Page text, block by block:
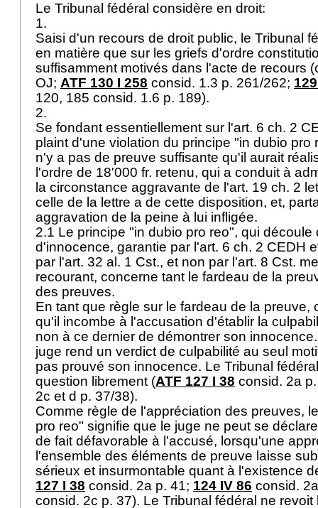
Le Tribunal fédéral considère en droit:
1.
Saisi d'un recours de droit public, le Tribunal
en matière que sur les griefs d'ordre
suffisamment motivés dans l'acte de recours
OJ; ATF 130 I 258 consid. 1.3 p. 261/262;
120, 185 consid. 1.6 p. 189).
2.
Se fondant essentiellement sur l'art. 6 ch. 2
plaint d'une violation du principe "in dubio pro
n'y a pas de preuve suffisante qu'il aurait
l'ordre de 18'000 fr. retenu, qui a conduit à
la circonstance aggravante de l'art. 19 ch. 2 let
celle de la lettre a de cette disposition, et,
aggravation de la peine à lui infligée.
2.1 Le principe "in dubio pro reo", qui découle
d'innocence, garantie par l'art. 6 ch. 2 CEDH
par l'art. 32 al. 1 Cst., et non par l'art. 8 Cst.
recourant, concerne tant le fardeau de la
des preuves.
En tant que règle sur le fardeau de la preuve,
qu'il incombe à l'accusation d'établir la
non à ce dernier de démontrer son
juge rend un verdict de culpabilité au seul
pas prouvé son innocence. Le Tribunal
question librement (ATF 127 I 38 consid. 2a
2c et d p. 37/38).
Comme règle de l'appréciation des preuves,
pro reo" signifie que le juge ne peut se
de fait défavorable à l'accusé, lorsqu'une
l'ensemble des éléments de preuve laisse
sérieux et insurmontable quant à l'existence
127 I 38 consid. 2a p. 41; 124 IV 86 consid.
consid. 2c p. 37). Le Tribunal fédéral ne